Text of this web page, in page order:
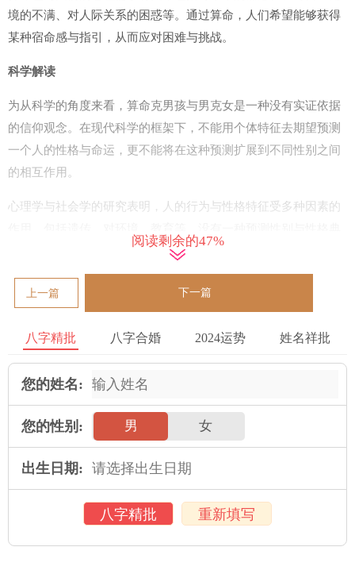
境的不满、对人际关系的困惑等。通过算命，人们希望能够获得
某种宿命感与指引，从而应对困难与挑战。
科学解读
为从科学的角度来看，算命克男孩与男克女是一种没有实证依据
的信仰观念。在现代科学的框架下，不能用个体特征去期望预测
一个人的性格与命运，更不能将在这种预测扩展到不同性别之间
的相互作用。
心理学与社会学的研究表明，人的行为与性格特征受多种因素的
型的方法可以被科学接受，也不存在男女之间固定的作用力模
历史沿革
对民间的算命文化有着悠久的历史，可以追溯到古代。在不同历
史时期，人们的观念与价值观有所变化，对于算命克男孩与男克
女的理解也有所区别 。
在古代的观念中，男性被视为社会的主角，有更高的社会地位，
女性相对较低。所以 ，男克女与算命克男孩的观念更多地是反映
了当时社会的性别角色与权力关系。随着社会进步与性别平等意
识的增强，在这种观念逐渐受到了质疑。
阅读剩余的47%
上一篇 下一篇
八字精批 八字合婚 2024运势 姓名祥批
您的姓名:
您的性别: 男 女
出生日期:
八字精批 重新填写